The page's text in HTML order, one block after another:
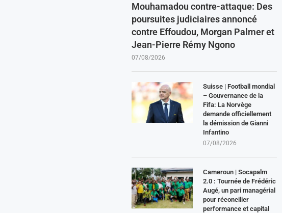
Mouhamadou contre-attaque: Des
poursuites judiciaires annoncé
contre Effoudou, Morgan Palmer et
Jean-Pierre Rémy Ngono
07/08/2026
Suisse | Football mondial
– Gouvernance de la
Fifa: La Norvège
demande officiellement
la démission de Gianni
Infantino
07/08/2026
Cameroun | Socapalm
2.0 : Tournée de Frédéric
Augé, un pari managérial
pour réconcilier
performance et capital